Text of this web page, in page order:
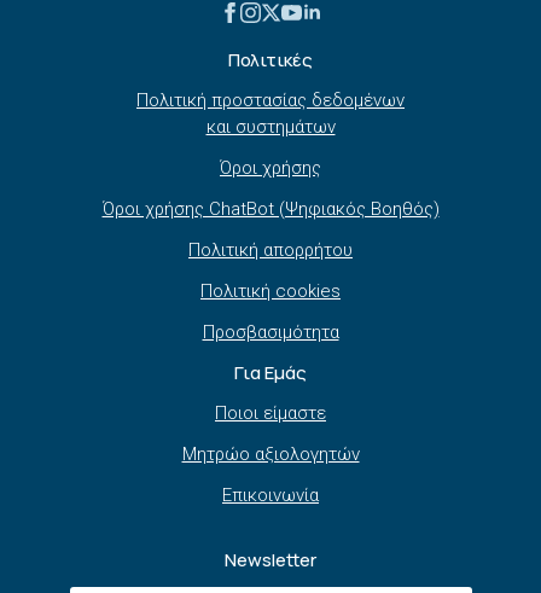
Πολιτικές
Πολιτική προστασίας δεδομένων
και συστημάτων
Όροι χρήσης
Όροι χρήσης ChatBot (Ψηφιακός Βοηθός)
Πολιτική απορρήτου
Πολιτική cookies
Προσβασιμότητα
Για Εμάς
Ποιοι είμαστε
Μητρώο αξιολογητών
Επικοινωνία
Newsletter